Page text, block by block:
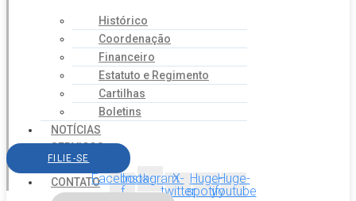
Histórico
Coordenação
Financeiro
Estatuto e Regimento
Cartilhas
Boletins
NOTÍCIAS
SERVIÇOS
AGENDA
CONTATO
FILIE-SE
Facebook-
f
InstagramX-
twitter
Huge-
spotify
Huge-
youtube